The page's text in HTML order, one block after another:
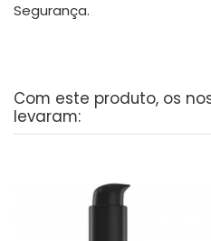
Segurança.
Com este produto, os
levaram: